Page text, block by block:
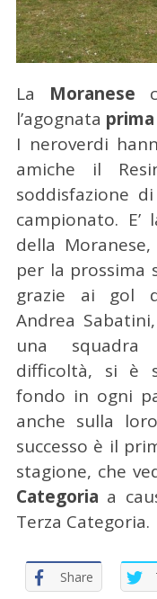
La Moranese
l’agognata
I neroverdi
amiche il
soddisfazione
campionato.
della
per la prossima
grazie ai gol
Andrea
una squadra
difficoltà, si è
fondo in ogni
anche sulla
successo è il
stagione, che
Categoria a
Terza Categoria.
Share